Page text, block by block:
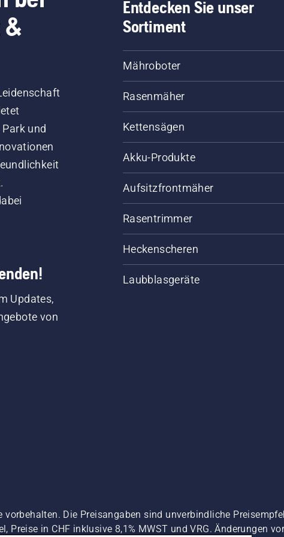
&
und
Updates,
von
Entdecken Sie unser
Sortiment
Mähroboter
Rasenmäher
Kettensägen
Akku-Produkte
Aufsitzfrontmäher
Rasentrimmer
Heckenscheren
Laubblasgeräte
Die Preisangaben sind unverbindliche
Preise in CHF inklusive 8,1% MWST und VRG. Änderungen